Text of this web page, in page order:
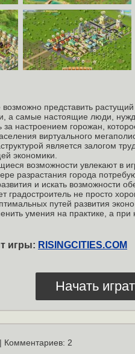
возможно представить
а самые настоящие люди,
настроением горожан,
виртуального
является залогом
экономики.
возможности увлекают в
разрастания города
и искать возможности
градостроитель не просто
путей развития
умения на практике, а
игры: RISINGCITIES.COM
Начать
Комментариев: 2